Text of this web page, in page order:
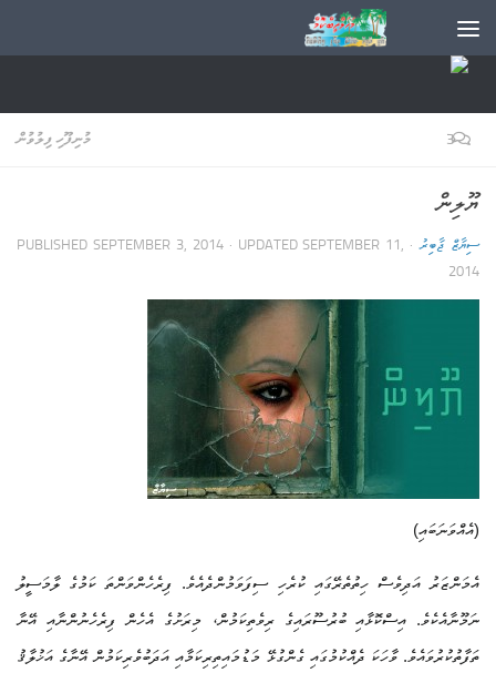
މުނިފޫހި ފިލުވުން 3
ޔޫލިން
ސިޔާޒް ޖާބިރު · PUBLISHED
SEPTEMBER 3, 2014· UPDATEDSEPTEMBER 11,
2014
(އެއްވަނަބައި)
އެމަންޒަރު އަދިވެސް ހިތުތެރޭގައި ކުރެހި ސިފަވަމުންދެއެވެ. ފިރެހެންވަންތަ ކަމުގެ ލާމަސީލު
ނަމޫނާއެކެވެ. އިސްކޮޅާއި ބުރުސޫރައިގެ ރިވެތިކަމުން، މިރަށުގެ އެހެން ފިރެހެނުންނާއި އޭނާ
ތަފާތުކުރުވައެވެ. ވާހަކަ ދެއްކުމުގައި ގެންގުޅޭ މަޑުމައިތިރިކަމާއި އަދަބުވެރިކަމުން އޭނާގެ އަޚުލާޤު